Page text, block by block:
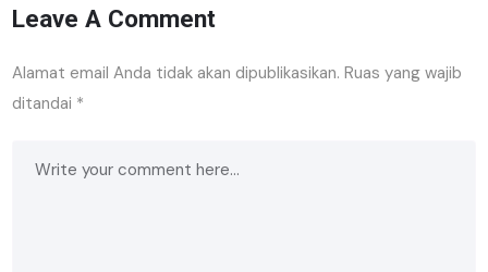
Leave A Comment
Alamat email Anda tidak akan dipublikasikan. Ruas yang wajib
ditandai *